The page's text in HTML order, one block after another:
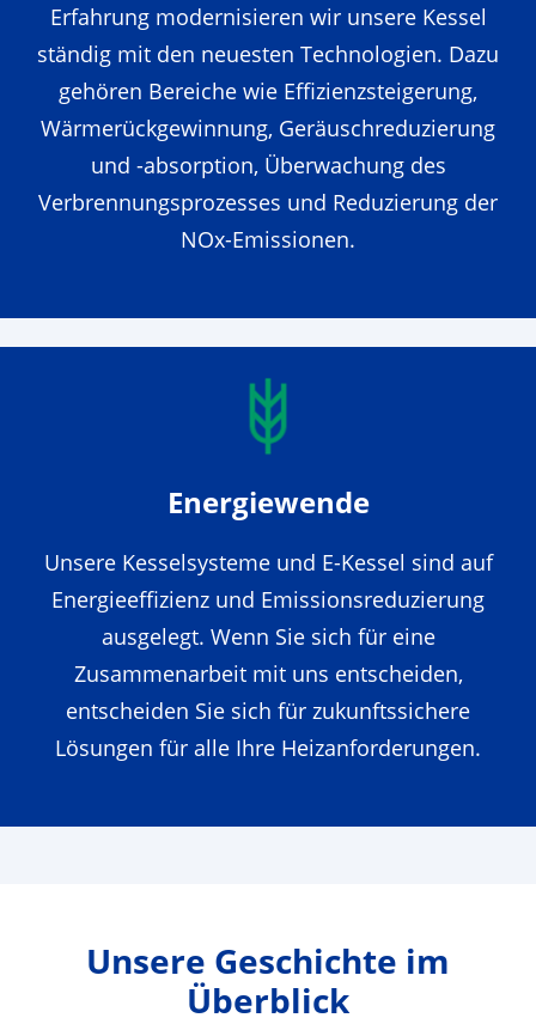
Erfahrung modernisieren wir unsere Kessel
ständig mit den neuesten Technologien. Dazu
gehören Bereiche wie Effizienzsteigerung,
Wärmerückgewinnung, Geräuschreduzierung
und -absorption, Überwachung des
Verbrennungsprozesses und Reduzierung der
NOx-Emissionen.
Energiewende
Unsere Kesselsysteme und E-Kessel sind auf
Energieeffizienz und Emissionsreduzierung
ausgelegt. Wenn Sie sich für eine
Zusammenarbeit mit uns entscheiden,
entscheiden Sie sich für zukunftssichere
Lösungen für alle Ihre Heizanforderungen.
Unsere Geschichte im
Überblick